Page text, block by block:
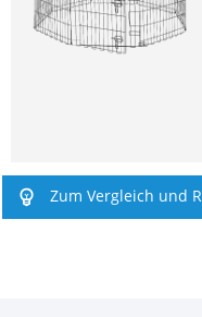
Zum Vergleich und